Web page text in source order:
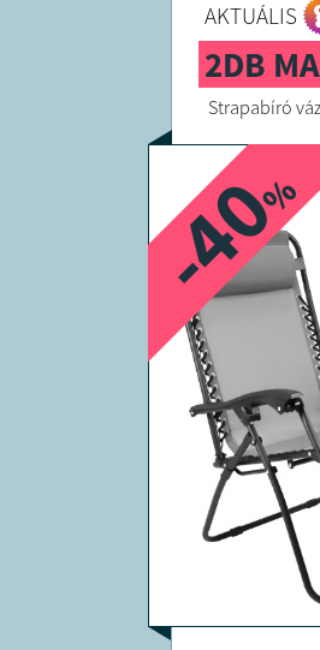
AKTUÁLIS
2DB
Strapabíró
-40
%